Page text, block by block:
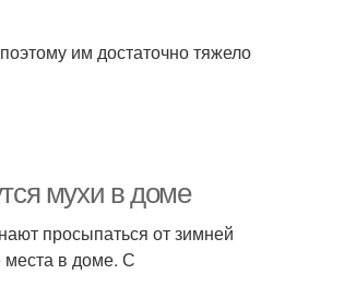
им достаточно тяжело
мухи в доме
просыпаться от зимней
места в доме. С